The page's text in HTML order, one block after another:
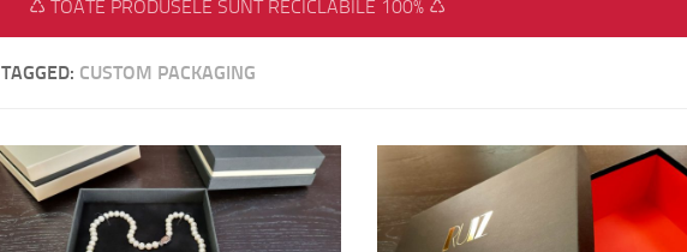
♺ TOATE PRODUSELE SUNT RECICLABILE 100% ♺
TAGGED: CUSTOM PACKAGING